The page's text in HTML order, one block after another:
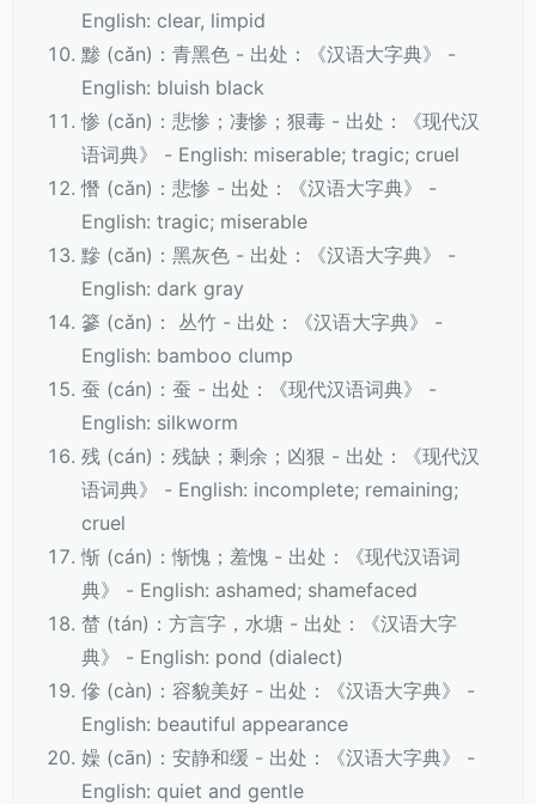
English: clear, limpid
黪 (cǎn)：青黑色 - 出处：《汉语大字典》 -
English: bluish black
惨 (cǎn)：悲惨；凄惨；狠毒 - 出处：《现代汉
语词典》 - English: miserable; tragic; cruel
憯 (cǎn)：悲惨 - 出处：《汉语大字典》 -
English: tragic; miserable
黲 (cǎn)：黑灰色 - 出处：《汉语大字典》 -
English: dark gray
篸 (cǎn)： 丛竹 - 出处：《汉语大字典》 -
English: bamboo clump
蚕 (cán)：蚕 - 出处：《现代汉语词典》 -
English: silkworm
残 (cán)：残缺；剩余；凶狠 - 出处：《现代汉
语词典》 - English: incomplete; remaining;
cruel
惭 (cán)：惭愧；羞愧 - 出处：《现代汉语词
典》 - English: ashamed; shamefaced
榃 (tán)：方言字，水塘 - 出处：《汉语大字
典》 - English: pond (dialect)
傪 (càn)：容貌美好 - 出处：《汉语大字典》 -
English: beautiful appearance
嬠 (cān)：安静和缓 - 出处：《汉语大字典》 -
English: quiet and gentle